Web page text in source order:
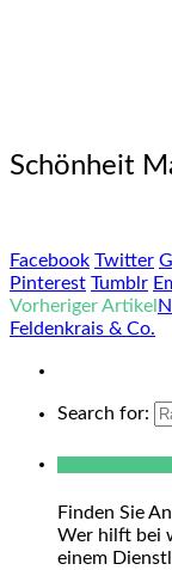
Schönheit
Facebook Twitter
Pinterest Tumblr
Vorheriger Artikel
Feldenkrais & Co.
Search for:
Finden Sie
Wer hilft bei
einem